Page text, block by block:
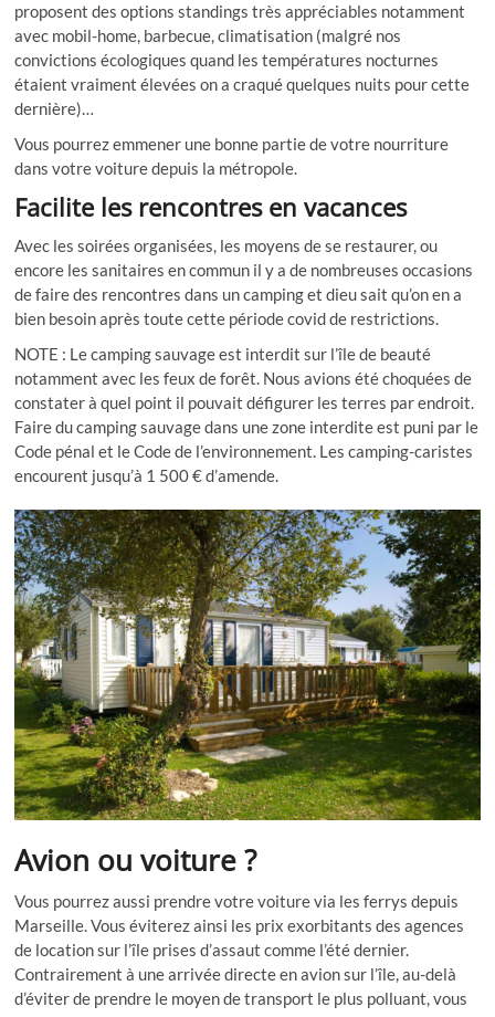
proposent des options standings très appréciables notamment
avec mobil-home, barbecue, climatisation (malgré nos
convictions écologiques quand les températures nocturnes
étaient vraiment élevées on a craqué quelques nuits pour cette
dernière)…
Vous pourrez emmener une bonne partie de votre nourriture
dans votre voiture depuis la métropole.
Facilite les rencontres en vacances
Avec les soirées organisées, les moyens de se restaurer, ou
encore les sanitaires en commun il y a de nombreuses occasions
de faire des rencontres dans un camping et dieu sait qu’on en a
bien besoin après toute cette période covid de restrictions.
NOTE : Le camping sauvage est interdit sur l’île de beauté
notamment avec les feux de forêt. Nous avions été choquées de
constater à quel point il pouvait défigurer les terres par endroit.
Faire du camping sauvage dans une zone interdite est puni par le
Code pénal et le Code de l’environnement. Les camping-caristes
encourent jusqu’à 1 500 € d’amende.
Avion ou voiture ?
Vous pourrez aussi prendre votre voiture via les ferrys depuis
Marseille. Vous éviterez ainsi les prix exorbitants des agences
de location sur l’île prises d’assaut comme l’été dernier.
Contrairement à une arrivée directe en avion sur l’île, au-delà
d’éviter de prendre le moyen de transport le plus polluant, vous